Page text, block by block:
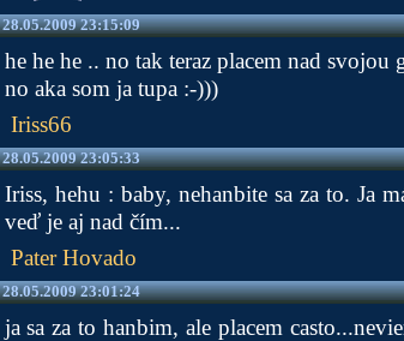
28.05.2009 23:15:09
he he he .. no tak teraz placem nad svojou
no aka som ja tupa :-)))
Iriss66
28.05.2009 23:05:33
Iriss, hehu : baby, nehanbite sa za to. Ja
veď je aj nad čím...
Pater Hovado
28.05.2009 23:01:24
ja sa za to hanbim, ale placem